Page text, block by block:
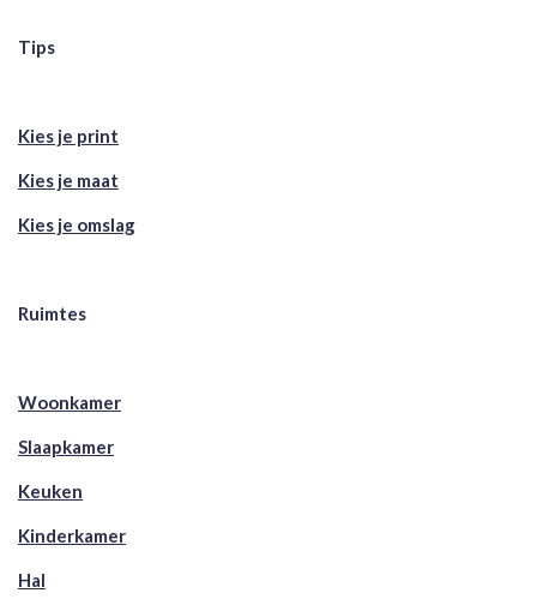
Tips
Kies je print
Kies je maat
Kies je omslag
Ruimtes
Woonkamer
Slaapkamer
Keuken
Kinderkamer
Hal